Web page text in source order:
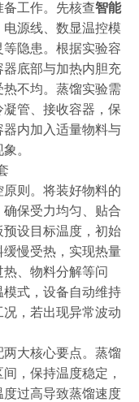
工作。先核查智能
源线、数显温控模
隐患。根据实验容
底部与加热内胆充
不均。蒸馏实验需
管、接收容器，保
内加入适量物料与
。
则。将装好物料的
确保受力均匀、贴合
设目标温度，初始
慢受热，实现热量
、物料分解等问
式，设备自动维持
，若出现异常波动
大核心要点。蒸馏
，保持温度稳定，
过高导致蒸馏速度